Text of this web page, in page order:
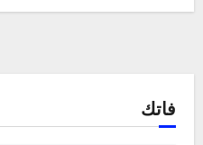
فاتك